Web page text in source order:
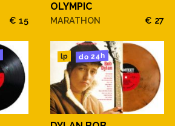
€ 15
OLYMPIC
MARATHON € 27
lp do 24h